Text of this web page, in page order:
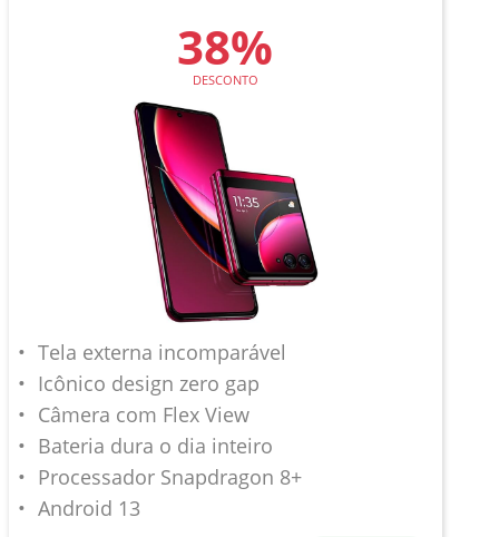
38%
DESCONTO
Tela externa incomparável
Icônico design zero gap
Câmera com Flex View
Bateria dura o dia inteiro
Processador Snapdragon 8+
Android 13